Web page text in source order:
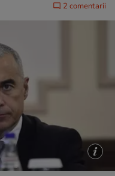
2 comentarii